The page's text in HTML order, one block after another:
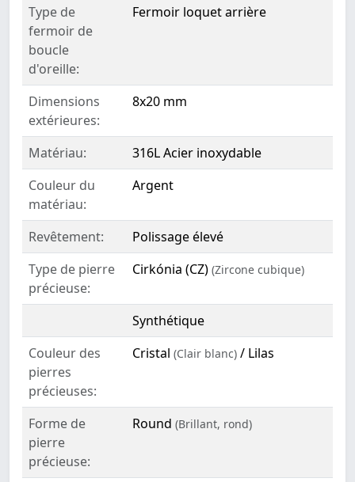
Type de
fermoir de
boucle
d'oreille:
Fermoir loquet arrière
Dimensions
extérieures:
8x20 mm
Matériau:
316L Acier inoxydable
Couleur du
matériau:
Argent
Revêtement:
Polissage élevé
Type de pierre
précieuse:
Cirkónia (CZ) (Zircone cubique)
Synthétique
Couleur des
pierres
précieuses:
Cristal (Clair blanc) / Lilas
Forme de
pierre
précieuse:
Round (Brillant, rond)